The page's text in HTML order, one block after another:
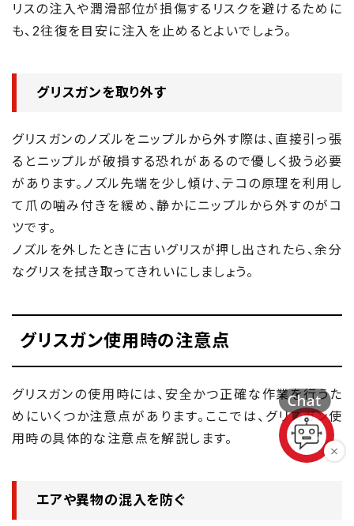
リスの注入や潤滑部位が損傷するリスクを避けるために
も、2往復を目安に注入を止めるとよいでしょう。
グリスガンを取り外す
グリスガンのノズルをニップルから外す際は、直接引っ張
るとニップルが破損する恐れがあるので優しく扱う必要
があります。ノズル先端を少し傾け、テコの原理を利用し
て爪の噛み付きを緩め、静かにニップルから外すのがコ
ツです。
ノズルを外したときに古いグリスが押し出されたら、余分
なグリスを拭き取ってきれいにしましょう。
グリスガン使用時の注意点
グリスガンの使用時には、安全かつ正確な作業を行うた
めにいくつか注意点があります。ここでは、グリスガン使
用時の具体的な注意点を解説します。
エアや異物の混入を防ぐ